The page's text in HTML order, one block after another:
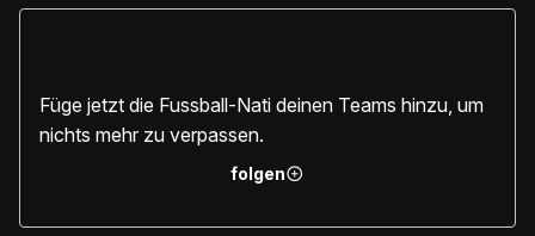
Füge jetzt die Fussball-Nati deinen Teams hinzu, um
nichts mehr zu verpassen.
folgen